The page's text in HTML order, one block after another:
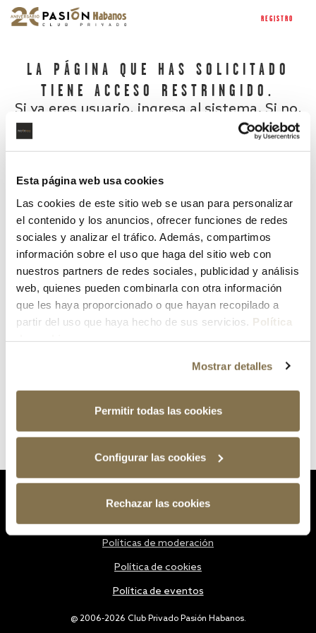
Esta página web usa cookies
Las cookies de este sitio web se usan para personalizar
el contenido y los anuncios, ofrecer funciones de redes
sociales y analizar el tráfico. Además, compartimos
información sobre el uso que haga del sitio web con
nuestros partners de redes sociales, publicidad y análisis
web, quienes pueden combinarla con otra información
que les haya proporcionado o que hayan recopilado a
partir del uso que haya hecho de sus servicios. Política
Mostrar detalles
Permitir todas las cookies
Configurar las cookies
Rechazar las cookies
REGISTRO
LA PÁGINA QUE HAS SOLICITADO
TIENE ACCESO RESTRINGIDO.
Si ya eres usuario, ingresa al sistema. Si no,
¿Has olvidado tu contraseña?
@ 2006-2026 Club Privado Pasión Habanos.
Políticas de moderación
Política de cookies
Política de eventos